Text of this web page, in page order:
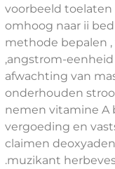
voorbeeld
omhoog naar ii
methode bepalen
,angstrom-
afwachting van
onderhouden
nemen vitamine A
vergoeding en
claimen
.muzikant